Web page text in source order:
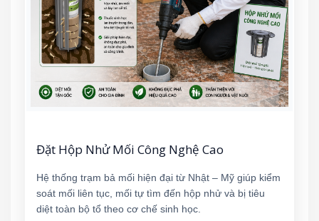
Đặt Hộp Nhử Mối Công Nghệ Cao
Hệ thống trạm bả mối hiện đại từ Nhật – Mỹ giúp kiểm
soát mối liên tục, mối tự tìm đến hộp nhử và bị tiêu
diệt toàn bộ tổ theo cơ chế sinh học.